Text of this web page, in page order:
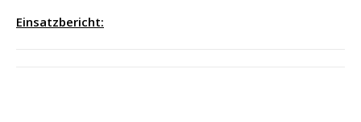
Einsatzbericht: